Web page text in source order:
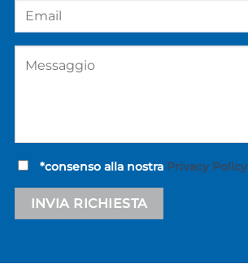
*consenso alla nostra Privacy Policy